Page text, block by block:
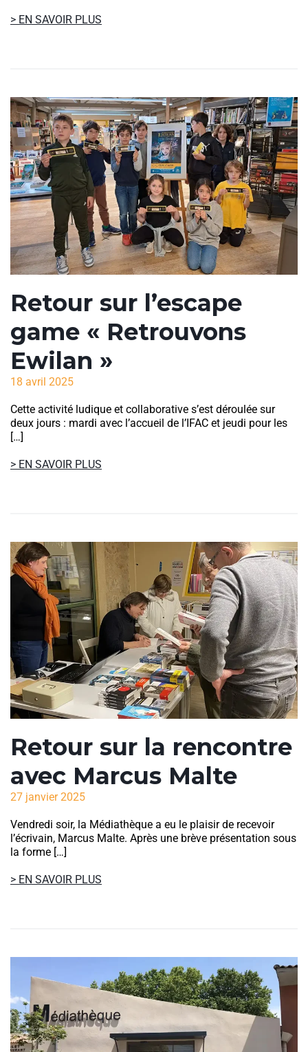
> EN SAVOIR PLUS
Retour sur l’escape
game « Retrouvons
Ewilan »
18 avril 2025
Cette activité ludique et collaborative s’est déroulée sur
deux jours : mardi avec l’accueil de l’IFAC et jeudi pour les
[…]
> EN SAVOIR PLUS
Retour sur la rencontre
avec Marcus Malte
27 janvier 2025
Vendredi soir, la Médiathèque a eu le plaisir de recevoir
l’écrivain, Marcus Malte. Après une brève présentation sous
la forme […]
> EN SAVOIR PLUS